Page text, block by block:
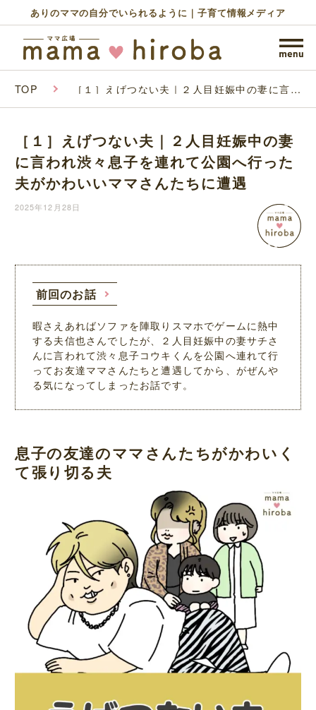
ありのママの自分でいられるように｜子育て情報メディア
TOP ［１］えげつない夫｜２人目妊娠中の妻に言わ
ママさんたちに遭遇
［１］えげつない夫｜２人目妊娠中の妻
に言われ渋々息子を連れて公園へ行った
夫がかわいいママさんたちに遭遇
2025年12月28日
前回のお話
暇さえあればソファを陣取りスマホでゲームに熱中
する夫信也さんでしたが、２人目妊娠中の妻サチさ
んに言われて渋々息子コウキくんを公園へ連れて行
ってお友達ママさんたちと遭遇してから、がぜんや
る気になってしまったお話です。
息子の友達のママさんたちがかわいく
て張り切る夫
o
a
d
e
d
:
5
4
2
3
%